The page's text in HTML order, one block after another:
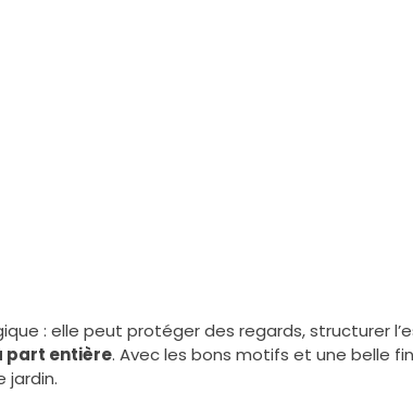
: elle peut protéger des regards, structurer
part entière. Avec les bons motifs et une belle
jardin.